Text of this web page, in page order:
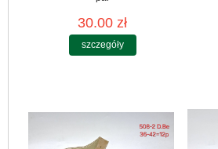
30.00 zł
szczegóły